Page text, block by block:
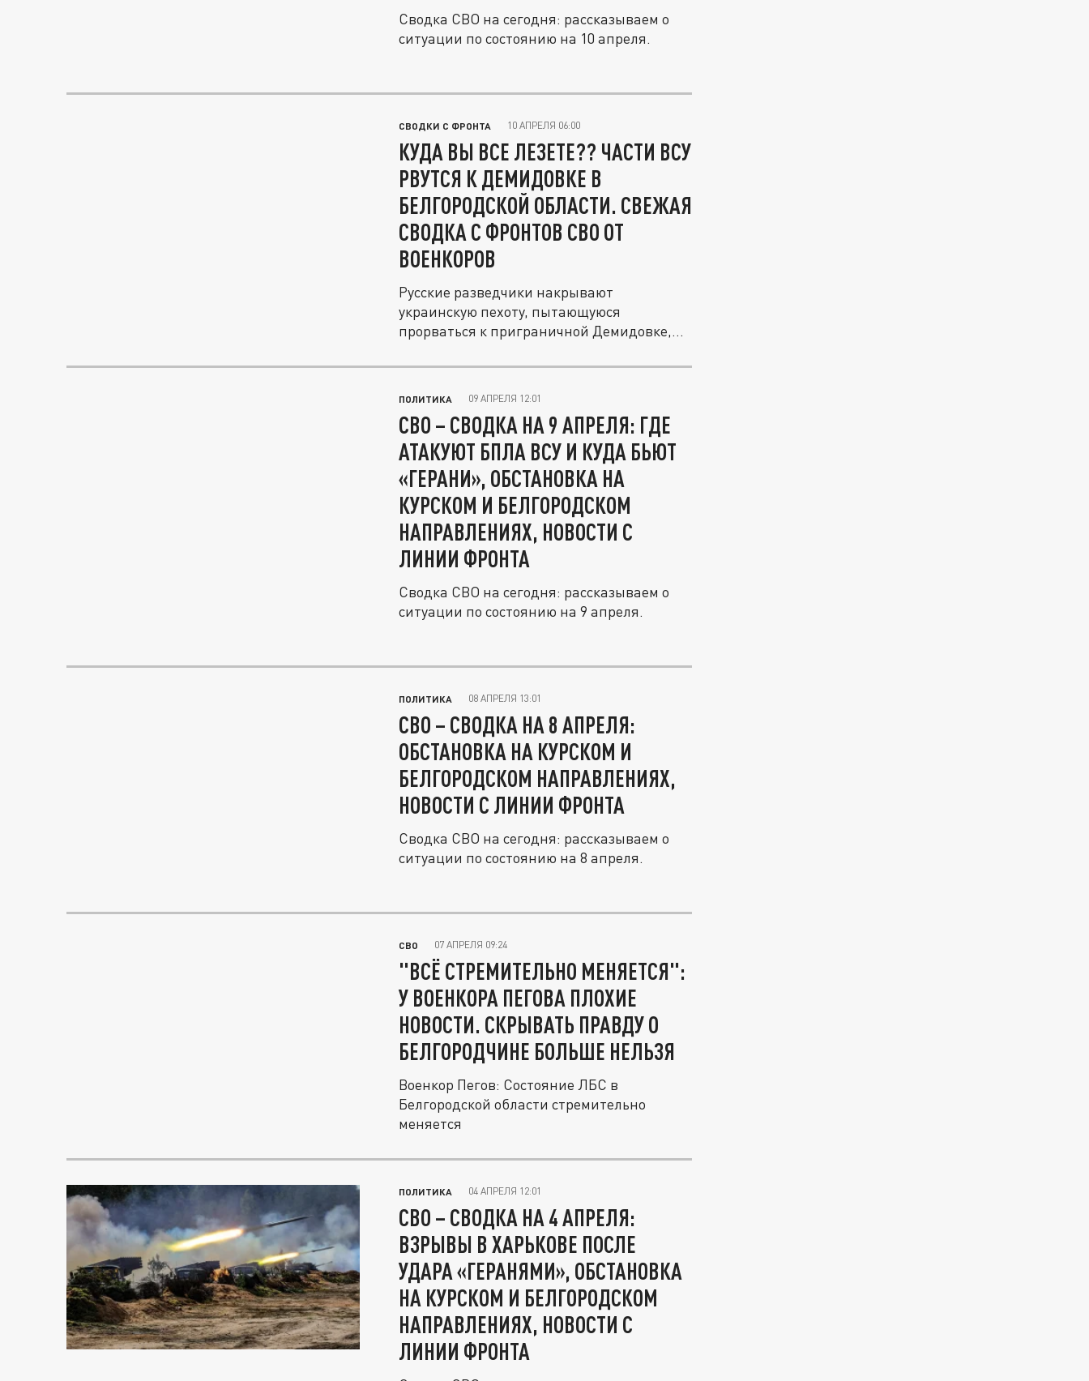
Сводка СВО на сегодня: рассказываем о
ситуации по состоянию на 10 апреля.
СВОДКИ С ФРОНТА 10 АПРЕЛЯ 06:00
КУДА ВЫ ВСЕ ЛЕЗЕТЕ?? ЧАСТИ ВСУ
РВУТСЯ К ДЕМИДОВКЕ В
БЕЛГОРОДСКОЙ ОБЛАСТИ. СВЕЖАЯ
СВОДКА С ФРОНТОВ СВО ОТ
ВОЕНКОРОВ
Русские разведчики накрывают
украинскую пехоту, пытающуюся
прорваться к приграничной Демидовке,
ПОЛИТИКА 09 АПРЕЛЯ 12:01
СВО – СВОДКА НА 9 АПРЕЛЯ: ГДЕ
АТАКУЮТ БПЛА ВСУ И КУДА БЬЮТ
«ГЕРАНИ», ОБСТАНОВКА НА
КУРСКОМ И БЕЛГОРОДСКОМ
НАПРАВЛЕНИЯХ, НОВОСТИ С
ЛИНИИ ФРОНТА
Сводка СВО на сегодня: рассказываем о
ситуации по состоянию на 9 апреля.
ПОЛИТИКА 08 АПРЕЛЯ 13:01
СВО – СВОДКА НА 8 АПРЕЛЯ:
ОБСТАНОВКА НА КУРСКОМ И
БЕЛГОРОДСКОМ НАПРАВЛЕНИЯХ,
НОВОСТИ С ЛИНИИ ФРОНТА
Сводка СВО на сегодня: рассказываем о
ситуации по состоянию на 8 апреля.
СВО 07 АПРЕЛЯ 09:24
"ВСЁ СТРЕМИТЕЛЬНО МЕНЯЕТСЯ":
У ВОЕНКОРА ПЕГОВА ПЛОХИЕ
НОВОСТИ. СКРЫВАТЬ ПРАВДУ О
БЕЛГОРОДЧИНЕ БОЛЬШЕ НЕЛЬЗЯ
Военкор Пегов: Состояние ЛБС в
Белгородской области стремительно
меняется
ПОЛИТИКА 04 АПРЕЛЯ 12:01
СВО – СВОДКА НА 4 АПРЕЛЯ:
ВЗРЫВЫ В ХАРЬКОВЕ ПОСЛЕ
УДАРА «ГЕРАНЯМИ», ОБСТАНОВКА
НА КУРСКОМ И БЕЛГОРОДСКОМ
НАПРАВЛЕНИЯХ, НОВОСТИ С
ЛИНИИ ФРОНТА